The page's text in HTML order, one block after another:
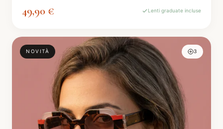
49,90 € Lenti graduate incluse
NOVITÀ 3